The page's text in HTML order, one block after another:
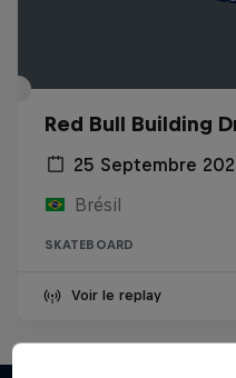
Red Bull Building
25 Septembre
Brésil
SKATEBOARD
Voir le replay